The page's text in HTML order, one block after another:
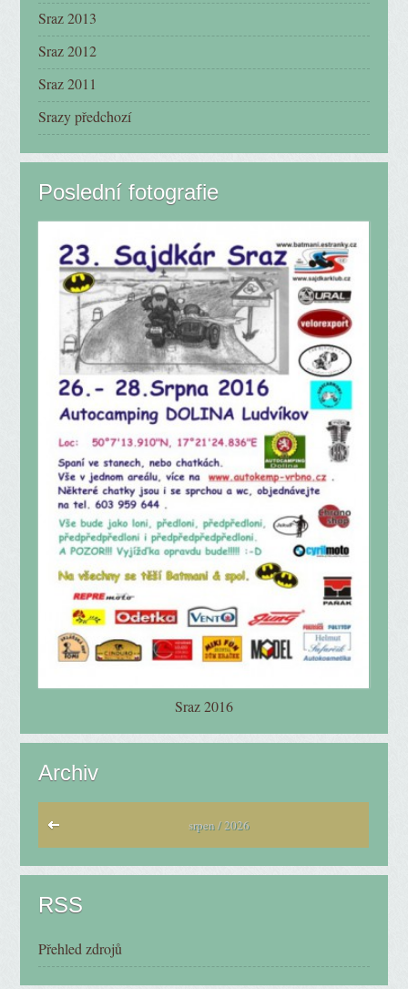
Sraz 2013
Sraz 2012
Sraz 2011
Srazy předchozí
Poslední fotografie
Sraz 2016
Archiv
srpen / 2026
RSS
Přehled zdrojů